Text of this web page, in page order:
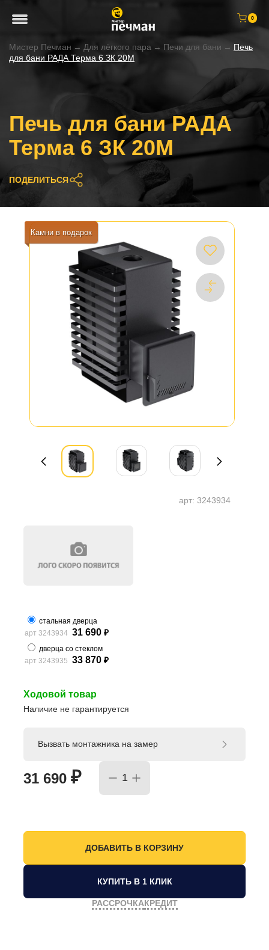
0
Мистер Печман → Для лёгкого пара → Печи для бани → Печь
для бани РАДА Терма 6 ЗК 20M
Печь для бани РАДА
Терма 6 ЗК 20M
ПОДЕЛИТЬСЯ
Камни в подарок
арт: 3243934
стальная дверца
арт 3243934 31 690 ₽
дверца со стеклом
арт 3243935 33 870 ₽
Ходовой товар
Наличие не гарантируется
31 690 ₽
Вызвать монтажника на замер
КУПИТЬ В 1 КЛИК
РАССРОЧКАКРЕДИТ